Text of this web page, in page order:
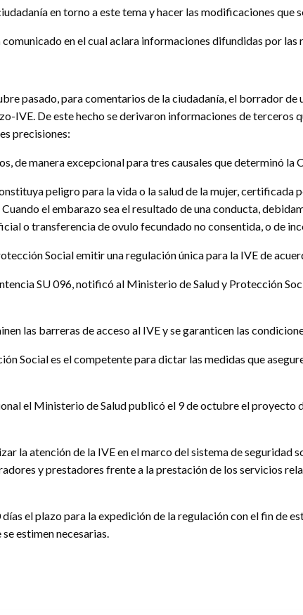
en torno a este tema y hacer las modificaciones que
en el cual aclara informaciones difundidas por las
pasado, para comentarios de la ciudadanía, el borrador de
IVE. De este hecho se derivaron informaciones de terceros
precisiones:
de manera excepcional para tres causales que determinó
peligro para la vida o la salud de la mujer,
el embarazo sea el resultado de una conducta,
o transferencia de ovulo fecundado no consentida, o de
Social emitir una regulación única para la IVE de
SU 096, notificó al Ministerio de Salud y Protección
las barreras de acceso al IVE y se garanticen las
Social es el competente para dictar las medidas que
el Ministerio de Salud publicó el 9 de octubre el proyecto
la atención de la IVE en el marco del sistema de seguridad
y prestadores frente a la prestación de los servicios
el plazo para la expedición de la regulación con el fin de
estimen necesarias.